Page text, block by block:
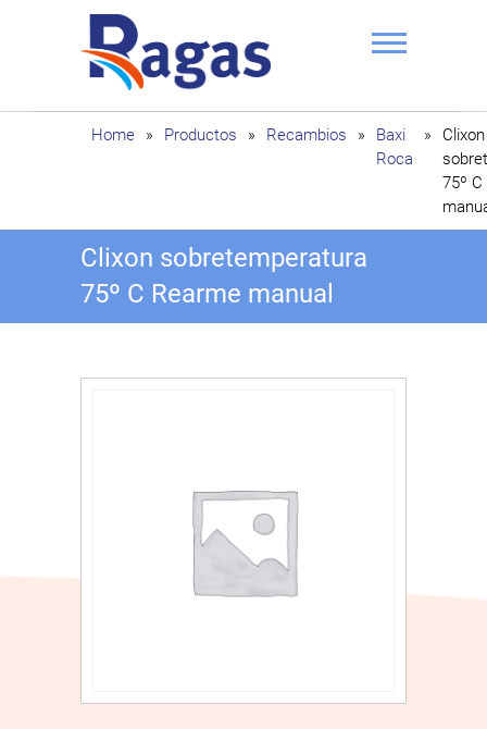
Ragas
Home » Productos » Recambios »
Baxi
Roca
»
Clixon
75º
Clixon sobretemperatura
75º C Rearme manual